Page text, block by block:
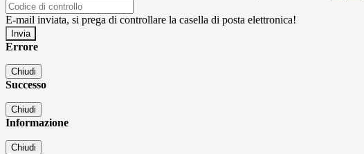
E-mail inviata, si prega di controllare la casella di posta elettronica!
Errore
Chiudi
Successo
Chiudi
Informazione
Chiudi